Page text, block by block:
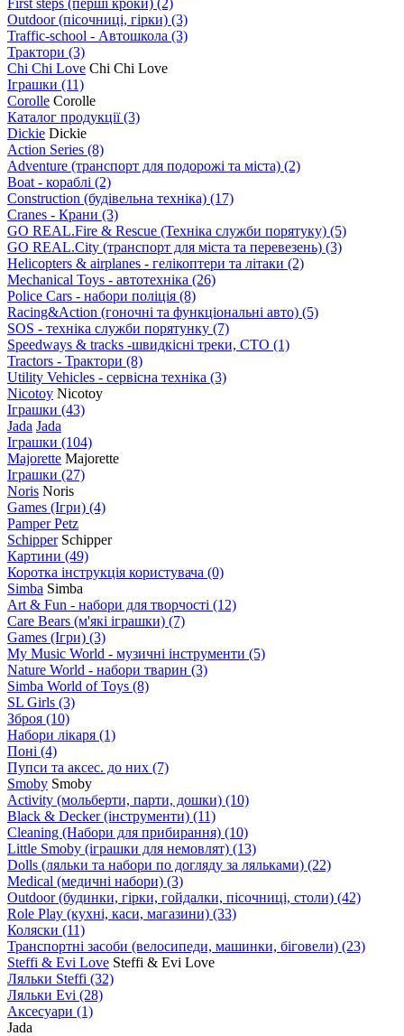
First steps (перші кроки) (2)
Outdoor (пісочниці, гірки) (3)
Traffic-school - Автошкола (3)
Трактори (3)
Chi Chi Love Chi Chi Love
Іграшки (11)
Corolle Corolle
Каталог продукції(3)
Dickie Dickie
Action Series (8)
Adventure (транспорт для подорожі та міста) (2)
Boat - кораблі (2)
Construction (будівельна техніка) (17)
Cranes - Крани (3)
GO REAL.Fire & Rescue (Техніка служби порятуку) (5)
GO REAL.City (транспорт для міста та перевезень) (3)
Helicopters & airplanes - гелікоптери та літаки (2)
Mechanical Toys - автотехніка (26)
Police Cars - набори поліція (8)
Racing&Action (гоночні та функціональні авто) (5)
SOS - техніка служби порятунку (7)
Speedways & tracks -швидкісні треки, СТО (1)
Tractors - Трактори (8)
Utility Vehicles - сервісна техніка (3)
Nicotoy Nicotoy
Іграшки (43)
Jada Jada
Іграшки (104)
Majorette Majorette
Іграшки (27)
Noris Noris
Games (Ігри) (4)
Pamper Petz
Schipper Schipper
Картини (49)
Коротка інструкція користувача (0)
Simba Simba
Art & Fun - набори для творчості (12)
Care Bears (м'які іграшки) (7)
Games (Ігри) (3)
My Music World - музичні інструменти (5)
Nature World - набори тварин (3)
Simba World of Toys (8)
SL Girls (3)
Зброя (10)
Набори лікаря (1)
Поні (4)
Пупси та аксес. до них (7)
Smoby Smoby
Аctivity (мольберти, парти, дошки) (10)
Black & Decker (інструменти) (11)
Cleaning (Набори для прибирання) (10)
Little Smoby (іграшки для немовлят) (13)
Dolls (ляльки та набори по догляду за ляльками) (22)
Medical (медичні набори) (3)
Outdoor (будинки, гірки, гойдалки, пісочниці, столи) (42)
Role Play (кухні, каси, магазини) (33)
Коляски (11)
Транспортні засоби (велосипеди, машинки, біговели) (23)
Steffi & Evi Love Steffi & Evi Love
Ляльки Steffi (32)
Ляльки Evi (28)
Аксесуари (1)
Jada